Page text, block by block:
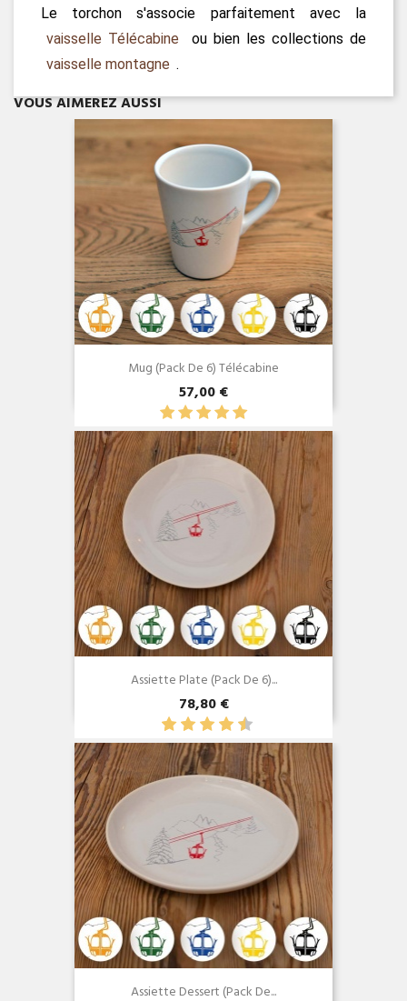
Le torchon s'associe parfaitement avec la
vaisselle Télécabine
ou bien les collections de
vaisselle montagne .
VOUS AIMEREZ AUSSI
Aperçu rapide
Mug (Pack De 6) Télécabine
57,00 €
Aperçu rapide
Assiette Plate (Pack De 6)...
78,80 €
Aperçu rapide
Assiette Dessert (Pack De...